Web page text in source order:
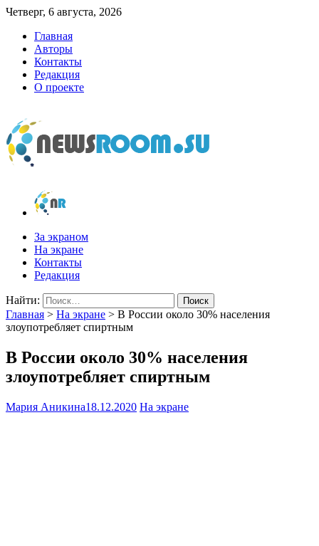
Четверг, 6 августа, 2026
Главная
Авторы
Контакты
Редакция
О проекте
newsroom.su
Новости о новостях
За экраном
На экране
Контакты
Редакция
Найти:
Главная > На экране > В России около 30% населения
злоупотребляет спиртным
В России около 30% населения
злоупотребляет спиртным
Мария Аникина18.12.2020 На экране